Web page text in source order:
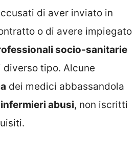
di aver inviato in
o di avere impiegato
socio-sanitarie
tipo. Alcune
dei medici abbassandola
abusi, non iscritti